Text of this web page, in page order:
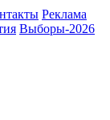
Реклама
Выборы-2026